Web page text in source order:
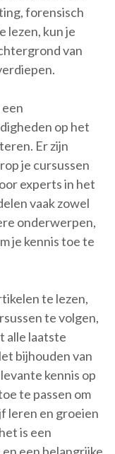
forensisch
lezen, kun je
van
op het
Er zijn
je cursussen
experts in het
vaak zowel
onderwerpen,
je kennis toe te
te lezen,
te volgen,
alle laatste
bijhouden van
kennis op
te passen om
leren en groeien
is een